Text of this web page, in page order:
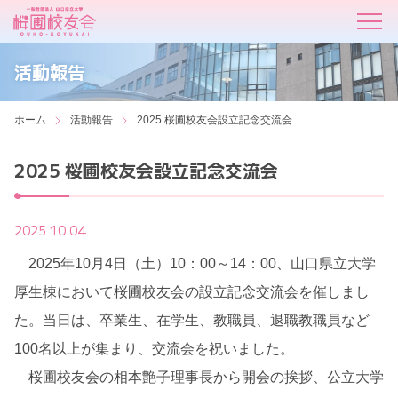
活動報告
ホーム 活動報告 2025 桜圃校友会設立記念交流会
2025 桜圃校友会設立記念交流会
2025.10.04
2025年10月 4日（土） 10 ： 00～ 14 ： 00 、山口県立大学
厚生棟において桜圃校友会の設立記念交流会を催しまし
た。当日は、卒業生、在学生、教職員、退職教職員など
100名以上が集まり、交流会を祝いました。
桜圃校友会の相本艶子理事長から開会の挨拶、公立大学